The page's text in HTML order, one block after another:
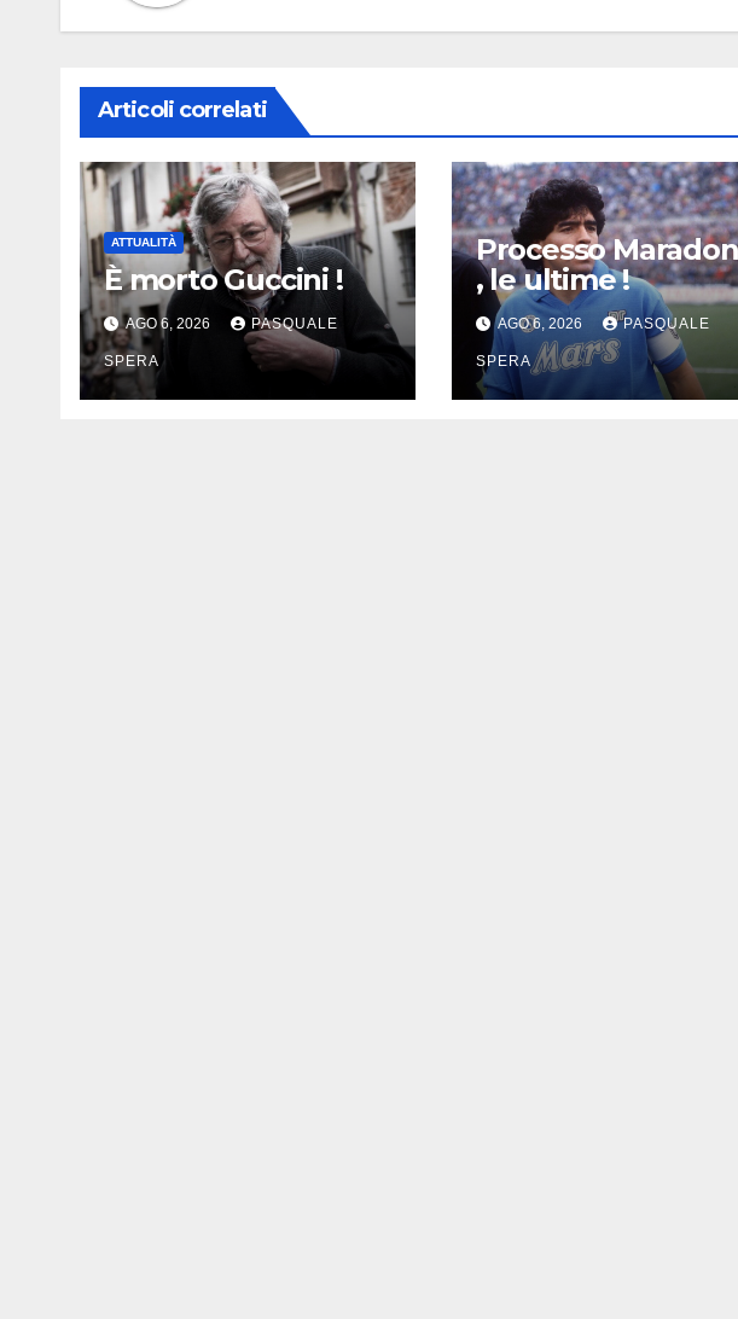
Articoli correlati
ATTUALITÀ
È morto Guccini !
AGO 6, 2026 PASQUALE
SPERA
Processo
, le ultime !
AGO 6, 2026 PASQUALE
SPERA